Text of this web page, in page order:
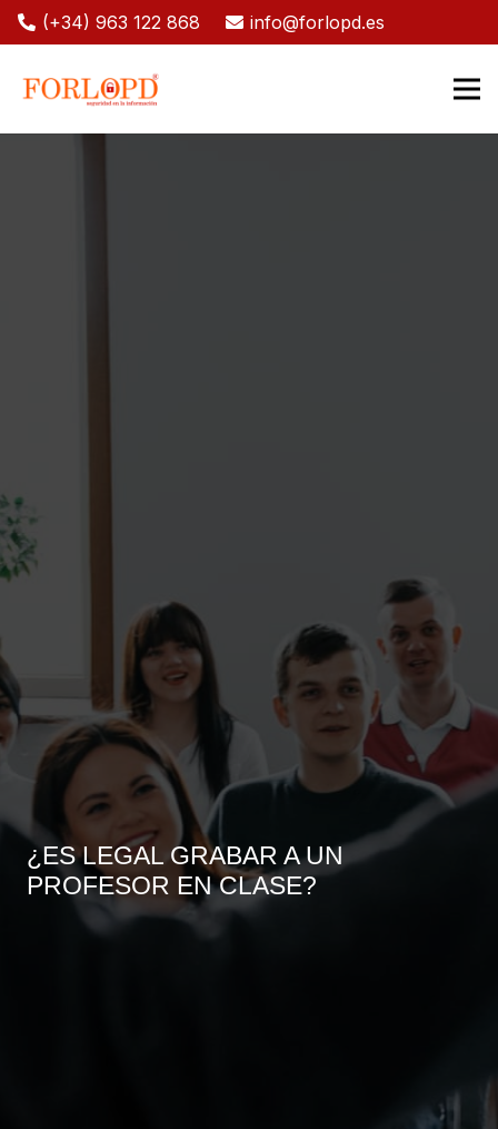
(+34) 963 122 868 info@forlopd.es
¿ES LEGAL GRABAR A UN
PROFESOR EN CLASE?